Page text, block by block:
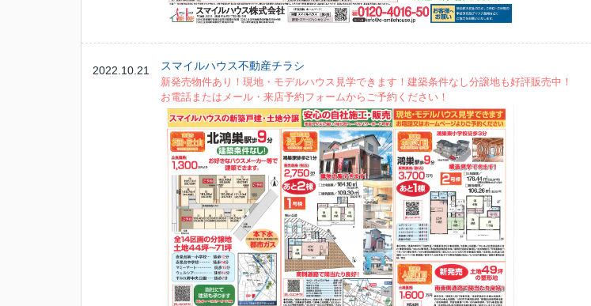
2022.10.21 スマイルハウス不動産チラシ
新発売物件あり！現地・モデルハウス見学できます！建築条件なし分譲地も好評販売中！
お電話またはメール・来店予約フォームからご予約ください！